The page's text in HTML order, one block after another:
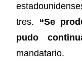
tres. “Se
pudo
mandatario.